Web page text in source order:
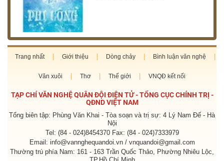
Trang nhất Giới thiệu Dòng chảy Bình luận văn nghệ
Văn xuôi Thơ Thế giới VNQĐ kết nối
TẠP CHÍ VĂN NGHỆ QUÂN ĐỘI ĐIỆN TỬ - TỔNG CỤC CHÍNH TRỊ -
QĐND VIỆT NAM
Tổng biên tập: Phùng Văn Khai - Tòa soạn và trị sự: 4 Lý Nam Đế - Hà
Nội
Tel: (84 - 024)8454370 Fax: (84 - 024)7333979
Email: info@vannghequandoi.vn / vnquandoi@gmail.com
Thường trú phía Nam: 161 - 163 Trần Quốc Thảo, Phường Nhiêu Lộc,